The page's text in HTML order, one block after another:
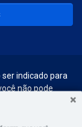
indicado para
não pode